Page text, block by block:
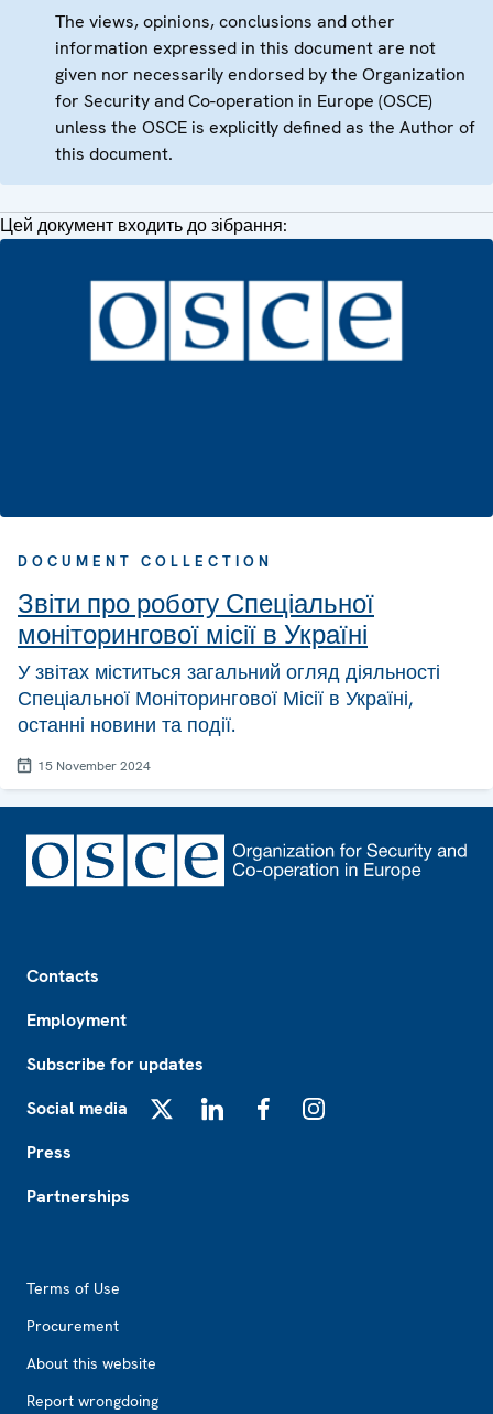
The views, opinions, conclusions and other
information expressed in this document are not
given nor necessarily endorsed by the Organization
for Security and Co-operation in Europe (OSCE)
unless the OSCE is explicitly defined as the Author of
this document.
Цей документ входить до зібрання:
DOCUMENT COLLECTION
Звіти про роботу Спеціальної
моніторингової місії в Україні
У звітах міститься загальний огляд діяльності
Спеціальної Моніторингової Місії в Україні,
останні новини та події.
15 November 2024
Contacts
Employment
Subscribe for updates
Social media
Press
Partnerships
Terms of Use
Procurement
About this website
Report wrongdoing